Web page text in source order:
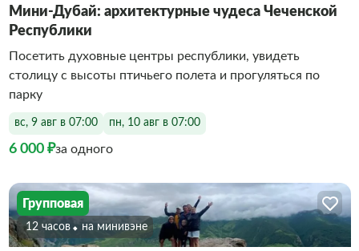
Мини-Дубай: архитектурные чудеса Чеченской
Республики
Посетить духовные центры республики, увидеть
столицу с высоты птичьего полета и прогуляться по
парку
вс, 9 авг в 07:00 пн, 10 авг в 07:00
6 000 ₽за одного
Групповая
12 часов На минивэне